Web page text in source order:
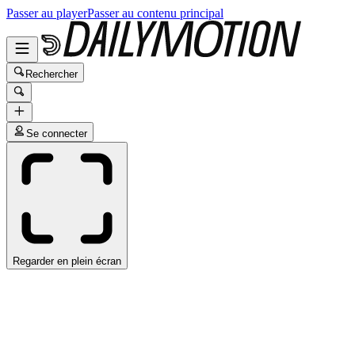
Passer au playerPasser au contenu principal
Rechercher
Se connecter
Regarder en plein écran